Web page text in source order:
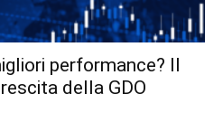
performance? Il
della GDO